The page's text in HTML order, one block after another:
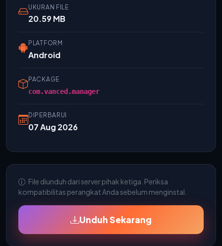
UKURAN FILE
20.59 MB
PLATFORM
Android
PACKAGE
com.vanced.manager
DIPERBARUI
07 Aug 2026
File diunduh dari server pihak ketiga. Periksa
kompatibilitas perangkat Anda sebelum menginstal.
Unduh Sekarang